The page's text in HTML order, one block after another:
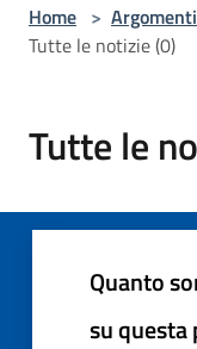
Home > Argomenti
Tutte le notizie (0)
Tutte le
Quanto
su questa